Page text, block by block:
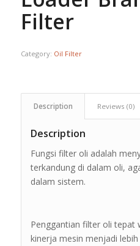
Filter
Category: Oil Filter
Description Reviews (0)
Description
Fungsi filter oli adalah
terkandung di dalam oli,
dalam sistem.
Penggantian filter oli tepat
kinerja mesin menjadi